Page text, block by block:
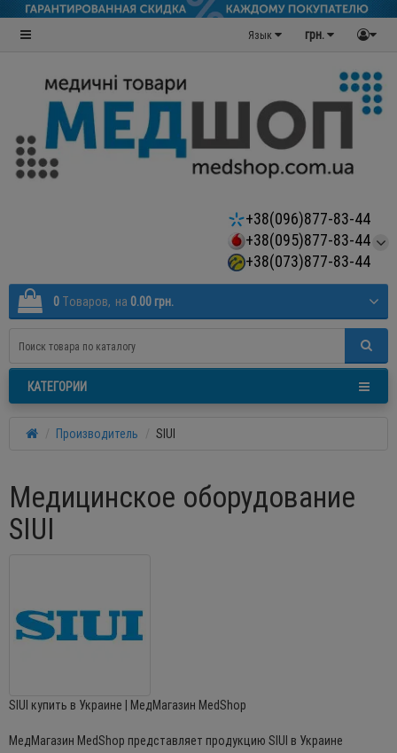
грн.
Язык
+38(096)877-83-44
+38(095)877-83-44
+38(073)877-83-44
0 Tоваров, на 0.00 грн.
КАТЕГОРИИ
Производитель SIUI
Медицинское оборудование
SIUI
SIUI купить в Украине | МедМагазин MedShop
МедМагазин MedShop представляет продукцию SIUI в Украине